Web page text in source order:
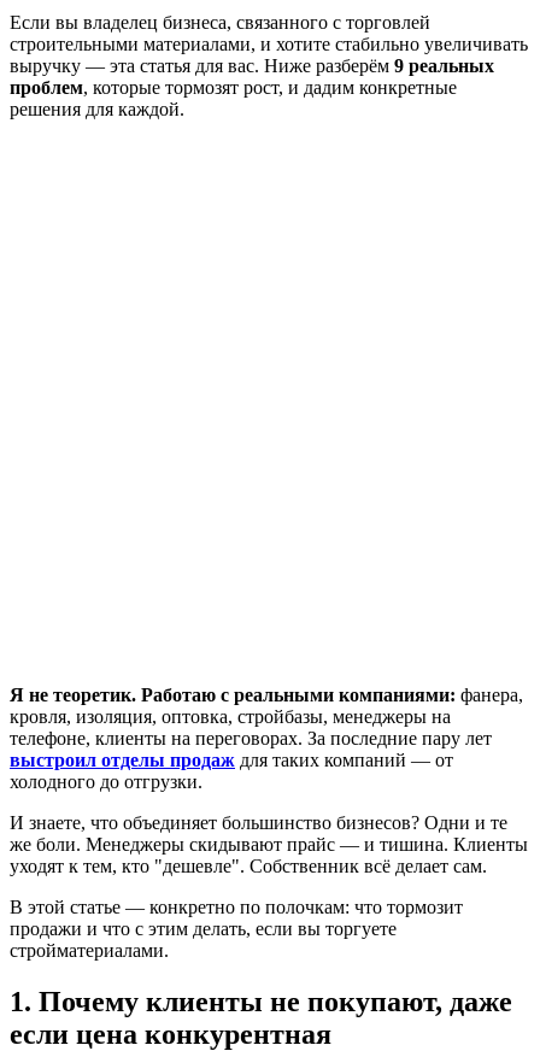
Если вы владелец бизнеса, связанного с торговлей
строительными материалами, и хотите стабильно увеличивать
выручку — эта статья для вас. Ниже разберём 9 реальных
проблем, которые тормозят рост, и дадим конкретные
решения для каждой.
Я не теоретик. Работаю с реальными компаниями: фанера,
кровля, изоляция, оптовка, стройбазы, менеджеры на
телефоне, клиенты на переговорах. За последние пару лет
выстроил отделы продаж для таких компаний — от
холодного до отгрузки.
И знаете, что объединяет большинство бизнесов? Одни и те
же боли. Менеджеры скидывают прайс — и тишина. Клиенты
уходят к тем, кто "дешевле". Собственник всё делает сам.
В этой статье — конкретно по полочкам: что тормозит
продажи и что с этим делать, если вы торгуете
стройматериалами.
1. Почему клиенты не покупают, даже
если цена конкурентная